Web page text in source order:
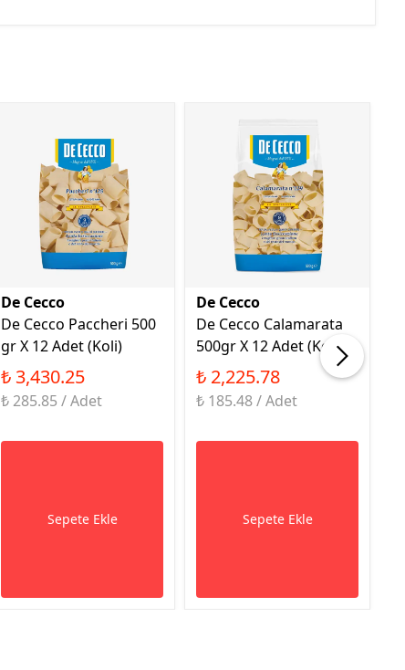
De Cecco
De Cecco Paccheri 500
gr X 12 Adet (Koli)
₺ 3,430.25
₺ 285.85 / Adet
Sepete Ekle
De Cecco
De Cecco Calamarata
500gr X 12 Adet (Koli)
₺ 2,225.78
₺ 185.48 / Adet
Sepete Ekle